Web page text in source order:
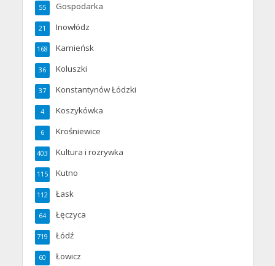
Gospodarka
55
Inowłódz
21
Kamieńsk
168
Koluszki
36
Konstantynów Łódzki
37
Koszykówka
4
Krośniewice
6
Kultura i rozrywka
403
Kutno
115
Łask
112
Łęczyca
64
Łódź
719
Łowicz
60